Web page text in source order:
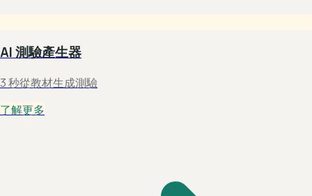
AI 測驗產生器
3 秒從教材生成測驗
了解更多